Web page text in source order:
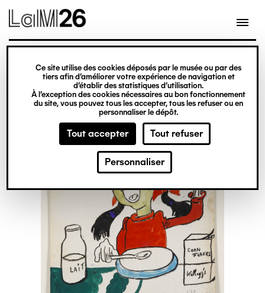
Gestion des cookies
Ce site utilise des cookies déposés par le musée ou par des
tiers afin d’améliorer votre expérience de navigation et
d’établir des statistiques d’utilisation.
À l’exception des cookies nécessaires au bon fonctionnement
du site, vous pouvez tous les accepter, tous les refuser ou en
personnaliser le dépôt.
Tout accepter Tout refuser
Personnaliser
contenu